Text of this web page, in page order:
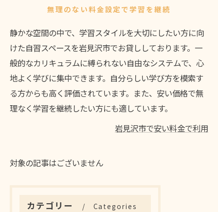
無理のない料金設定で学習を継続
静かな空間の中で、学習スタイルを大切にしたい方に向
けた自習スペースを岩見沢市でお貸ししております。一
般的なカリキュラムに縛られない自由なシステムで、心
地よく学びに集中できます。自分らしい学び方を模索す
る方からも高く評価されています。また、安い価格で無
理なく学習を継続したい方にも適しています。
岩見沢市で安い料金で利用
対象の記事はございません
カテゴリー Categories